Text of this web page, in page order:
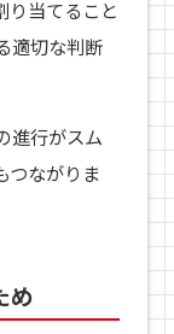
り当てること
適切な判断
進行がスム
つながりま
め